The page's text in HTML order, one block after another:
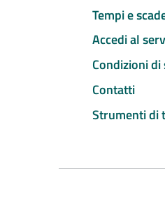
Tempi e
Accedi al
Condizioni di
Contatti
Strumenti di